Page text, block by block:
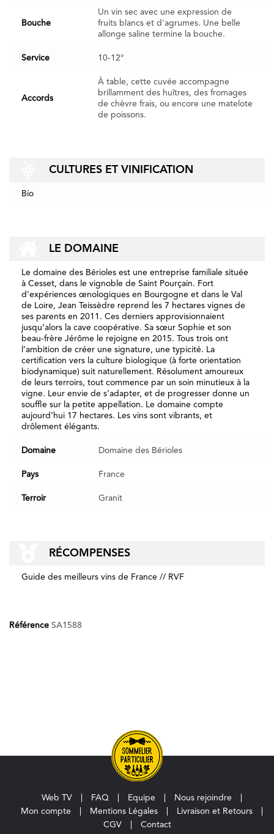
Bouche
Un vin sec avec une expression de
fruits blancs et d'agrumes. Une belle
allonge saline termine la bouche.
Service 10-12°
Accords
À table, cette cuvée accompagne
brillamment des huîtres, des fromages
de chèvre frais, ou encore une matelote
de poissons.
CULTURES ET VINIFICATION
Bio
LE DOMAINE
Le domaine des Bérioles est une entreprise familiale située
à Cesset, dans le vignoble de Saint Pourçain. Fort
d’expériences œnologiques en Bourgogne et dans le Val
de Loire, Jean Teissèdre reprend les 7 hectares vignes de
ses parents en 2011. Ces derniers approvisionnaient
jusqu’alors la cave coopérative. Sa sœur Sophie et son
beau-frère Jérôme le rejoigne en 2015. Tous trois ont
l’ambition de créer une signature, une typicité. La
certification vers la culture biologique (à forte orientation
biodynamique) suit naturellement. Résolument amoureux
de leurs terroirs, tout commence par un soin minutieux à la
vigne. Leur envie de s’adapter, et de progresser donne un
souffle sur la petite appellation. Le domaine compte
aujourd’hui 17 hectares. Les vins sont vibrants, et
drôlement élégants.
Domaine Domaine des Bérioles
Pays France
Terroir Granit
RÉCOMPENSES
Guide des meilleurs vins de France // RVF
Référence SA1588
Web TV FAQ Equipe
Nous rejoindre
Mon compte
Mentions Légales
Livraison et Retours
CGV
Contact